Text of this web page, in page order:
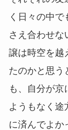
く日々の中
さえ合わせな
譲は時空を越
たのかと思う
も、自分が京
ようもなく途
に済んでよか